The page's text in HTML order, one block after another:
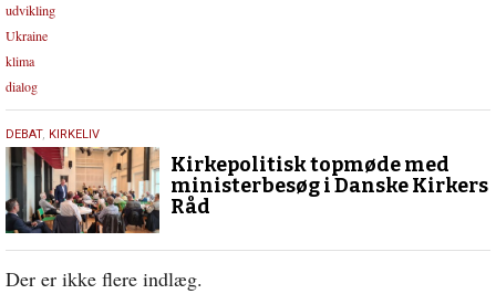
udvikling
Ukraine
klima
dialog
1.
juni
2024
DEBAT, KIRKELIV
Kirkepolitisk topmøde med
ministerbesøg i Danske Kirkers
Råd
Der er ikke flere indlæg.